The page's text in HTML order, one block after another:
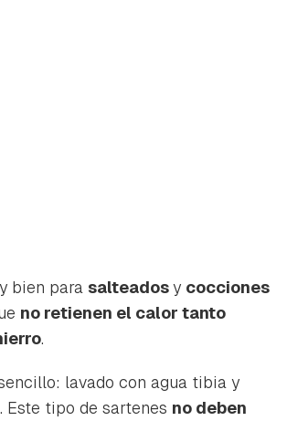
bien para salteadosy cocciones
no retienen el calor tanto
.
lavado con agua tibia y
Este tipo de sartenes no deben